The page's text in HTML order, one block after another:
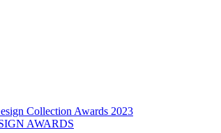
Collection Awards 2023
AWARDS